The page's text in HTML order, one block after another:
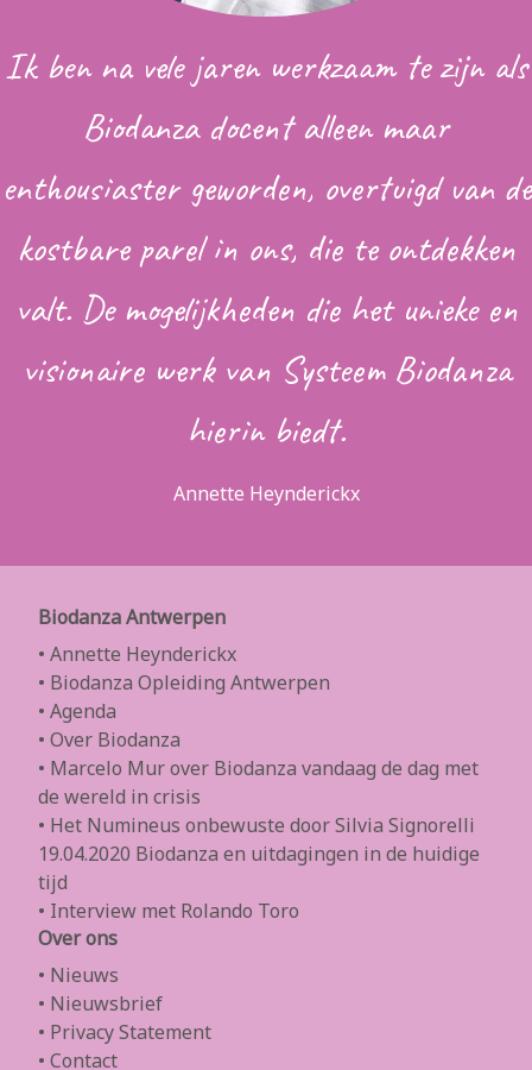
Ik ben na vele jaren werkzaam te zijn als
Biodanza docent alleen maar
enthousiaster geworden, overtuigd van de
kostbare parel in ons, die te ontdekken
valt. De mogelijkheden die het unieke en
visionaire werk van Systeem Biodanza
hierin biedt.
Annette Heynderickx
Biodanza Antwerpen
• Annette Heynderickx
• Biodanza Opleiding Antwerpen
• Agenda
• Over Biodanza
• Marcelo Mur over Biodanza vandaag de dag met
de wereld in crisis
• Het Numineus onbewuste door Silvia Signorelli
19.04.2020 Biodanza en uitdagingen in de huidige
tijd
• Interview met Rolando Toro
Over ons
• Nieuws
• Nieuwsbrief
• Privacy Statement
• Contact